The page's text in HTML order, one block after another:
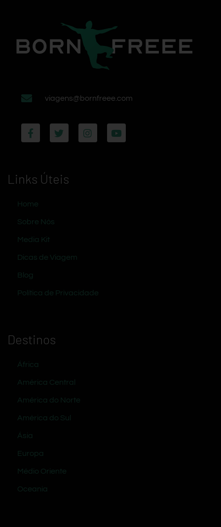
viagens@bornfreee.com
Links Úteis
Home
Sobre Nós
Media Kit
Dicas de Viagem
Blog
Política de Privacidade
Destinos
África
América Central
América do Norte
América do Sul
Ásia
Europa
Médio Oriente
Oceania